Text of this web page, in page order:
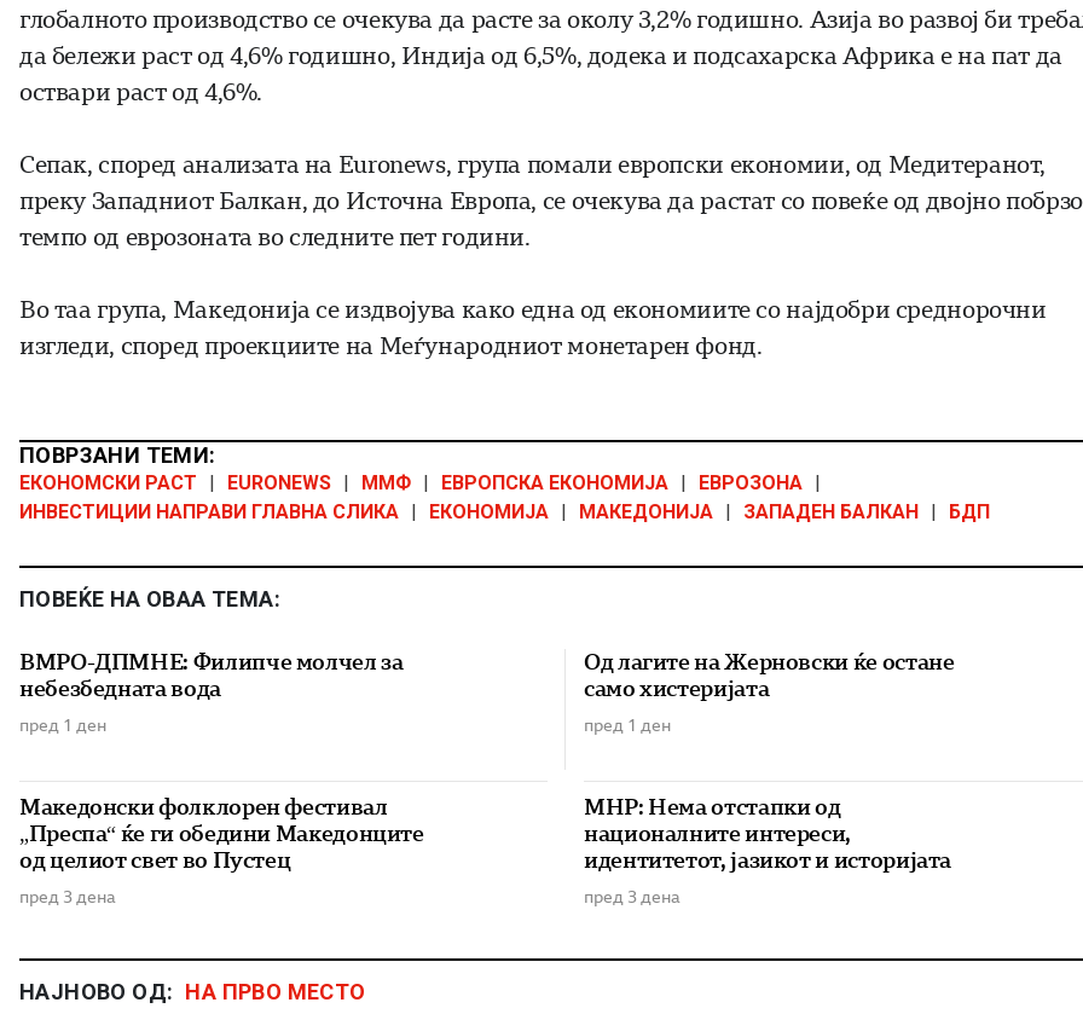
глобалното производство се очекува да расте за околу 3,2% годишно. Азија во развој би
да бележи раст од 4,6% годишно, Индија од 6,5%, додека и подсахарска Африка е на пат да
оствари раст од 4,6%.
Сепак, според анализата на Euronews, група помали европски економии, од Медитеранот,
преку Западниот Балкан, до Источна Европа, се очекува да растат со повеќе од двојно побрзо
темпо од еврозоната во следните пет години.
Во таа група, Македонија се издвојува како една од економиите со најдобри среднорочни
изгледи, според проекциите на Меѓународниот монетарен фонд.
ПОВРЗАНИ ТЕМИ:
ЕКОНОМСКИ РАСТ EURONEWS ММФ ЕВРОПСКА ЕКОНОМИЈА ЕВРОЗОНА
ИНВЕСТИЦИИ НАПРАВИ ГЛАВНА СЛИКА
ЕКОНОМИЈА МАКЕДОНИЈА ЗАПАДЕН БАЛКАН БДП
ПОВЕЌЕ НА ОВАА ТЕМА:
ВМРО-ДПМНЕ: Филипче молчел за
небезбедната вода
пред 1 ден
Од лагите на Жерновски ќе остане
само хистеријата
пред 1 ден
Македонски фолклорен фестивал
„Преспа“ ќе ги обедини Македонците
од целиот свет во Пустец
пред 3 дена
МНР: Нема отстапки од
националните интереси,
идентитетот, јазикот и историјата
пред 3 дена
НАЈНОВО ОД: НА ПРВО МЕСТО